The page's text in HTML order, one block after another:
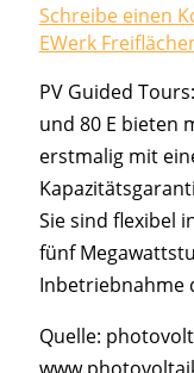
Schreibe einen
EWerk
PV Guided
und 80 E bieten
erstmalig mit
Sie sind flexibel
fünf
Inbetriebnahme
Quelle: